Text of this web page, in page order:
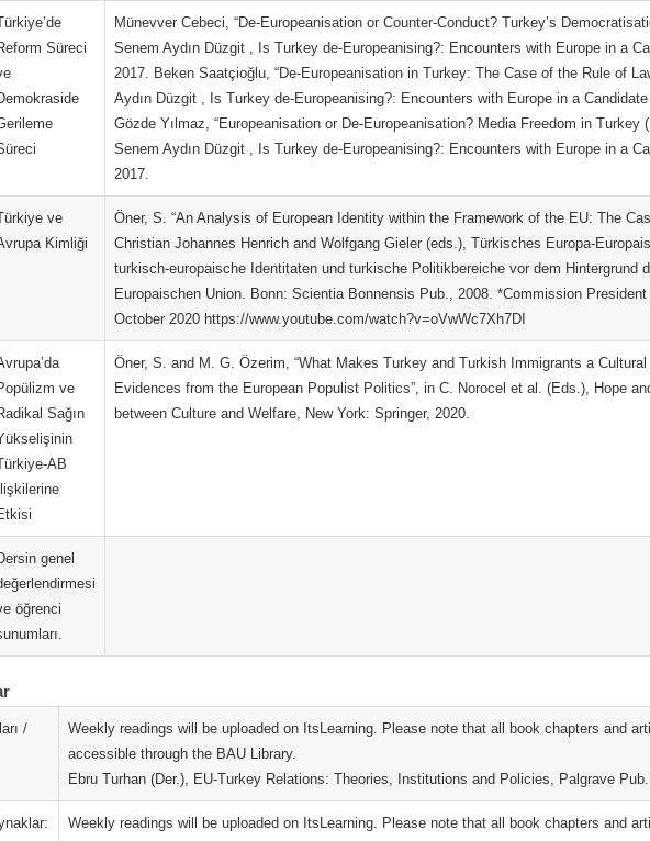
Süreci
Münevver Cebeci, “De-Europeanisation or Counter-Conduct? Turkey’s
Senem Aydın Düzgit , Is Turkey de-Europeanising?: Encounters with Europe in a
2017. Beken Saatçioğlu, “De-Europeanisation in Turkey: The Case of the Rule of
Aydın Düzgit , Is Turkey de-Europeanising?: Encounters with Europe in a
Gözde Yılmaz, “Europeanisation or De-Europeanisation? Media Freedom in Turkey
Senem Aydın Düzgit , Is Turkey de-Europeanising?: Encounters with Europe in a
2017.
ve
Kimliği
Öner, S. “An Analysis of European Identity within the Framework of the EU: The
Christian Johannes Henrich and Wolfgang Gieler (eds.), Türkisches Europa-
turkisch-europaische Identitaten und turkische Politikbereiche vor dem Hintergrund
Europaischen Union. Bonn: Scientia Bonnensis Pub., 2008. *Commission
October 2020 https://www.youtube.com/watch?v=oVwWc7Xh7DI
ve
Sağın
AB
İlişkilerine
Öner, S. and M. G. Özerim, “What Makes Turkey and Turkish Immigrants a
Evidences from the European Populist Politics”, in C. Norocel et al. (Eds.), Hope
between Culture and Welfare, New York: Springer, 2020.
genel
öğrenci
/
Weekly readings will be uploaded on ItsLearning. Please note that all book chapters and
accessible through the BAU Library.
Ebru Turhan (Der.), EU-Turkey Relations: Theories, Institutions and Policies, Palgrave
Weekly readings will be uploaded on ItsLearning. Please note that all book chapters and